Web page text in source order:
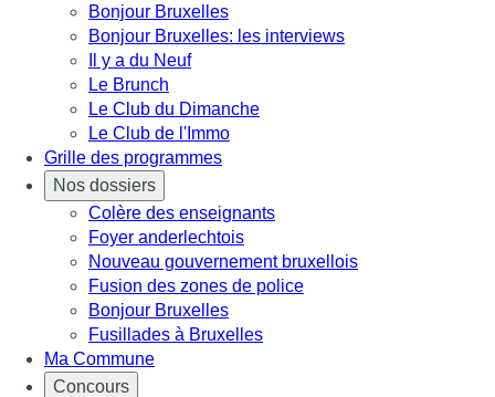
Bonjour Bruxelles
Bonjour Bruxelles: les interviews
Il y a du Neuf
Le Brunch
Le Club du Dimanche
Le Club de l'Immo
Grille des programmes
Nos dossiers
Colère des enseignants
Foyer anderlechtois
Nouveau gouvernement bruxellois
Fusion des zones de police
Bonjour Bruxelles
Fusillades à Bruxelles
Ma Commune
Concours